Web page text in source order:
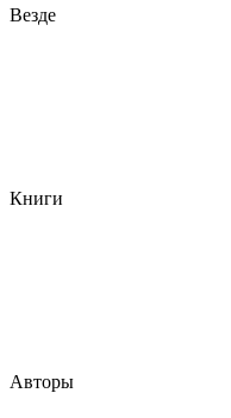
Везде
Книги
Авторы